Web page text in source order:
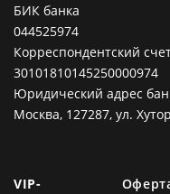
БИК банка
044525974
Корреспондентский
30101810145250000974
Юридический адрес
Москва, 127287, ул.
VIP-